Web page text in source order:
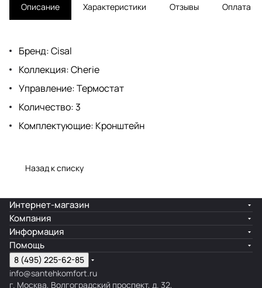
Описание Характеристики Отзывы Оплата
Бренд: Cisal
Коллекция: Cherie
Управление: Термостат
Количество: 3
Комплектующие: Кронштейн
Назад к списку
Интернет-магазин
Компания
Информация
Помощь
8 (495) 225-62-85
info@santehkomfort.ru
г. Москва, Волгоградский проспект, д. 32,